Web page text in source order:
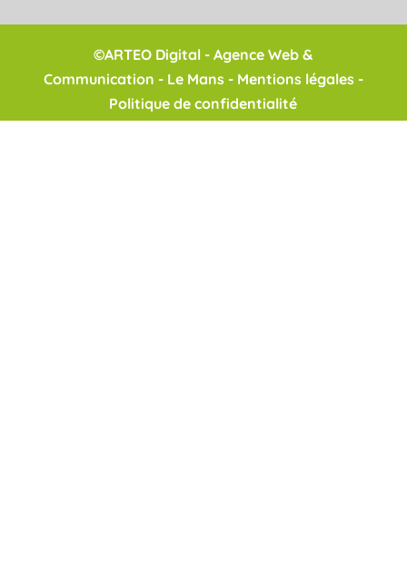
©ARTEO Digital - Agence Web &
Communication - Le Mans- Mentions légales-
Politique de confidentialité